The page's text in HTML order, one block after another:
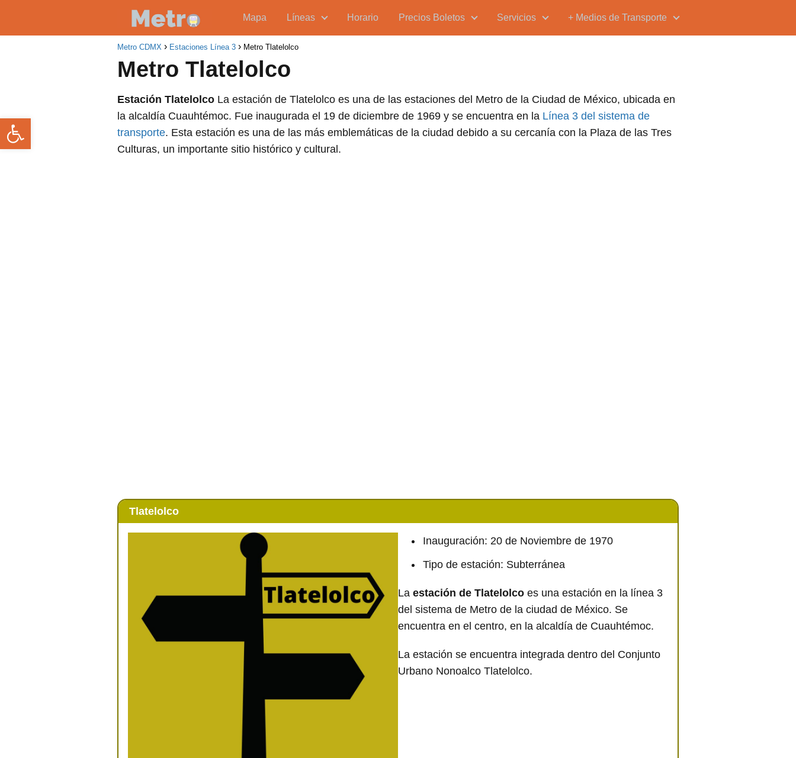
Mapa Líneas Horario Precios Boletos Servicios + Medios de Transporte
Metro CDMX Estaciones Línea 3 Metro Tlatelolco
Metro Tlatelolco
Estación Tlatelolco La estación de Tlatelolco es una de las estaciones del Metro de la Ciudad de México, ubicada en
la alcaldía Cuauhtémoc. Fue inaugurada el 19 de diciembre de 1969 y se encuentra en la Línea 3 del sistema de
transporte. Esta estación es una de las más emblemáticas de la ciudad debido a su cercanía con la Plaza de las Tres
Culturas, un importante sitio histórico y cultural.
Tlatelolco
Inauguración: 20 de Noviembre de 1970
Tipo de estación: Subterránea
La estación de Tlatelolco es una estación en la línea 3
del sistema de Metro de la ciudad de México. Se
encuentra en el centro, en la alcaldía de Cuauhtémoc.
La estación se encuentra integrada dentro del Conjunto
Urbano Nonoalco Tlatelolco.
Abrir barra de herramientas